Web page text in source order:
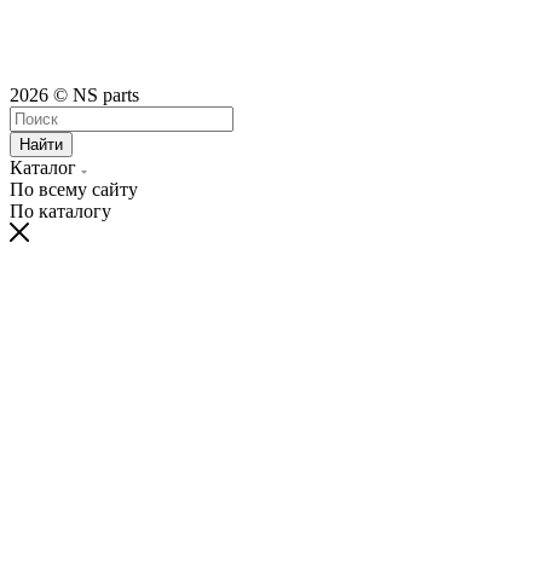
2026 © NS parts
Найти
Каталог
По всему сайту
По каталогу